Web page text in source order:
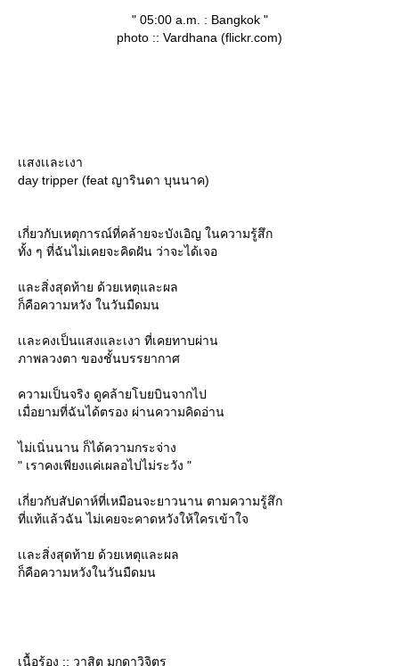
" 05:00 a.m. : Bangkok "
photo :: Vardhana (flickr.com)
เเสงเเละเงา
day tripper (feat ญารินดา บุนนาค)
เกี่ยวกับเหตุการณ์ที่คล้ายจะบังเอิญ ในความรู้สึก
ทั้ง ๆ ที่ฉันไม่เคยจะคิดฝัน ว่าจะได้เจอ
ละสิ่งสุดท้าย ด้วยเหตุและผล
ก็คือความหวัง ในวันมืดมน
เเละคงเป็นแสงและเงา ที่เคยทาบผ่าน
ภาพลวงตา ของชั้นบรรยากาศ
ความเป็นจริง ดูคล้ายโบยบินจากไป
เมื่อยามที่ฉันได้ตรอง ผ่านความคิดอ่าน
ไม่เนิ่นนาน ก็ได้ความกระจ่าง
" เราคงเพียงแค่เผลอไปไม่ระวัง "
เกี่ยวกับสัปดาห์ที่เหมือนจะยาวนาน ตามความรู้สึก
ที่แท้แล้วฉัน ไม่เคยจะคาดหวังให้ใครเข้าใจ
เเละสิ่งสุดท้าย ด้วยเหตุและผล
ก็คือความหวังในวันมืดมน
เนื้อร้อง :: วาสิต มุกดาวิจิตร